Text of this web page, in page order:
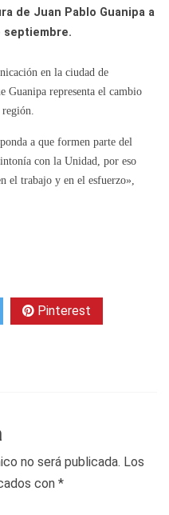
de Juan Pablo Guanipa a
septiembre.
en la ciudad de
Guanipa representa el cambio
a que formen parte del
con la Unidad, por eso
el trabajo y en el esfuerzo»,
Pinterest
no será publicada. Los
con *